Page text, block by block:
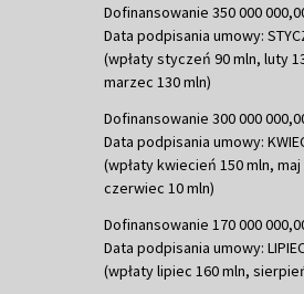
Dofinansowanie 350 000
Data podpisania umowy:
(wpłaty styczeń 90 mln, luty
marzec 130 mln)
Dofinansowanie 300 000
Data podpisania umowy:
(wpłaty kwiecień 150 mln, maj
czerwiec 10 mln)
Dofinansowanie 170 000
Data podpisania umowy:
(wpłaty lipiec 160 mln,